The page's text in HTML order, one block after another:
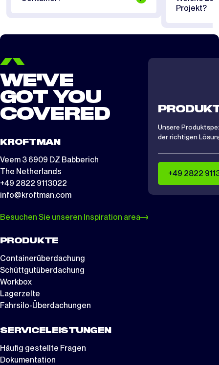
Projekt?
WE'VE
GOT YOU
COVERED
KROFTMAN
Veem 3 6909 DZ Babberich
The Netherlands
+49 2822 9113022
info@kroftman.com
Besuchen Sie unseren Inspiration area
PRODUKTE
Containerüberdachung
Schüttgutüberdachung
Workbox
Lagerzelte
Fahrsilo-Überdachungen
SERVICELEISTUNGEN
Häufig gestellte Fragen
Dokumentation
Unsere
der richtigen
+49 2822